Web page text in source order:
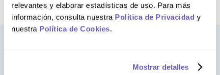
relevantes y elaborar estadísticas de uso. Para más
información, consulta nuestra Política de Privacidad y
nuestra Política de Cookies.
Mostrar detalles